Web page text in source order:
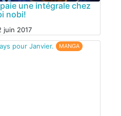
une intégrale chez
nobi!
juin 2017
MANGA